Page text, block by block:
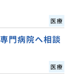
医療
門病院へ相談
医療